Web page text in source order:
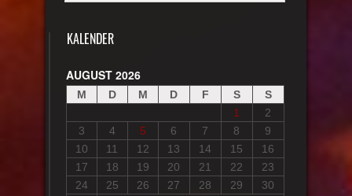
KALENDER
AUGUST 2026
M D M D F S
S
1
2
3
4 5 6 7 8
9
10
11 12 13 14 15
16
17
18 19 20 21 22
23
24
25 26 27 28 29
30